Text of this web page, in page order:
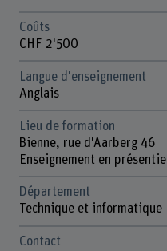
Coûts
CHF 2'500
Langue d'enseignement
Anglais
Lieu de formation
Bienne, rue d'Aarberg 46
Enseignement en présentiel
Département
Technique et informatique
Contact